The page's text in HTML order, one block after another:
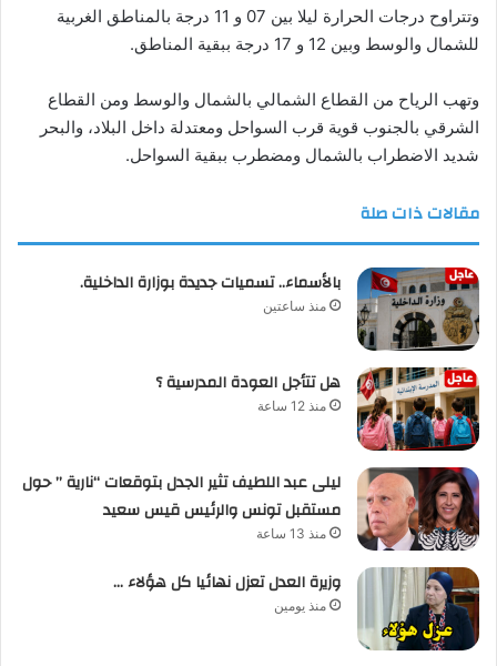
وتتراوح درجات الحرارة ليلا بين 07 و 11 درجة بالمناطق الغربية
للشمال والوسط وبين 12 و 17 درجة ببقية المناطق.
وتهب الرياح من القطاع الشمالي بالشمال والوسط ومن القطاع
الشرقي بالجنوب قوية قرب السواحل ومعتدلة داخل البلاد، والبحر
شديد الاضطراب بالشمال ومضطرب ببقية السواحل.
مقالات ذات صلة
بالأسماء.. تسميات جديدة بوزارة الداخلية.
منذ ساعتين
هل تتأجل العودة المدرسية ؟
منذ 12 ساعة
ليلى عبد اللطيف تثير الجدل بتوقعات “نارية ” حول
مستقبل تونس والرئيس قيس سعيد
منذ 13 ساعة
وزيرة العدل تعزل نهائيا كل هؤلاء …
منذ يومين